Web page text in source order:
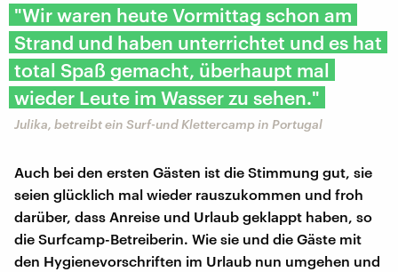
"Wir waren heute Vormittag schon am
Strand und haben unterrichtet und es hat
total Spaß gemacht, überhaupt mal
wieder Leute im Wasser zu sehen."
Julika, betreibt ein Surf-und Klettercamp in Portugal
Auch bei den ersten Gästen ist die Stimmung gut, sie
seien glücklich mal wieder rauszukommen und froh
darüber, dass Anreise und Urlaub geklappt haben, so
die Surfcamp-Betreiberin. Wie sie und die Gäste mit
den Hygienevorschriften im Urlaub nun umgehen und